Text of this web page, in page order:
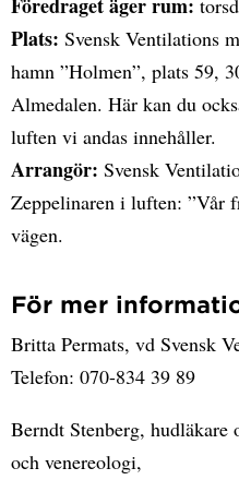
Plats: Svensk Ventilations
hamn ”Holmen”, plats 59,
Almedalen. Här kan du
luften vi andas innehåller.
Arrangör: Svensk
Zeppelinaren i luften: ”Vår
vägen.
För mer
Britta Permats, vd Svensk
Telefon: 070-834 39 89
Berndt Stenberg,
och venereologi,